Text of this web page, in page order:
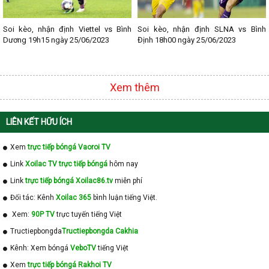
Soi kèo, nhận định Viettel vs Bình
Dương 19h15 ngày 25/06/2023
Soi kèo, nhận định SLNA vs Bình
Định 18h00 ngày 25/06/2023
Xem thêm
LIÊN KẾT HỮU ÍCH
Xemtrực tiếp bóngá Vaoroi TV
Link Xoilac TV trực tiếp bóngá hôm nay
Linktrực tiếp bóngá Xoilac86.tv miễn phí
Đối tác: Kênh Xoilac 365 bình luận tiếng Việt.
Xem: 90P TVtrực tuyến tiếng Việt
TructiepbongdaTructiepbongda Cakhia
Kênh: Xem bóngá VeboTVtiếng Việt
Xemtrực tiếp bóngá Rakhoi TV